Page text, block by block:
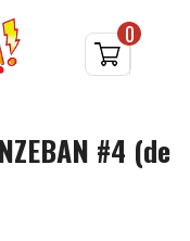
0
#4 (de